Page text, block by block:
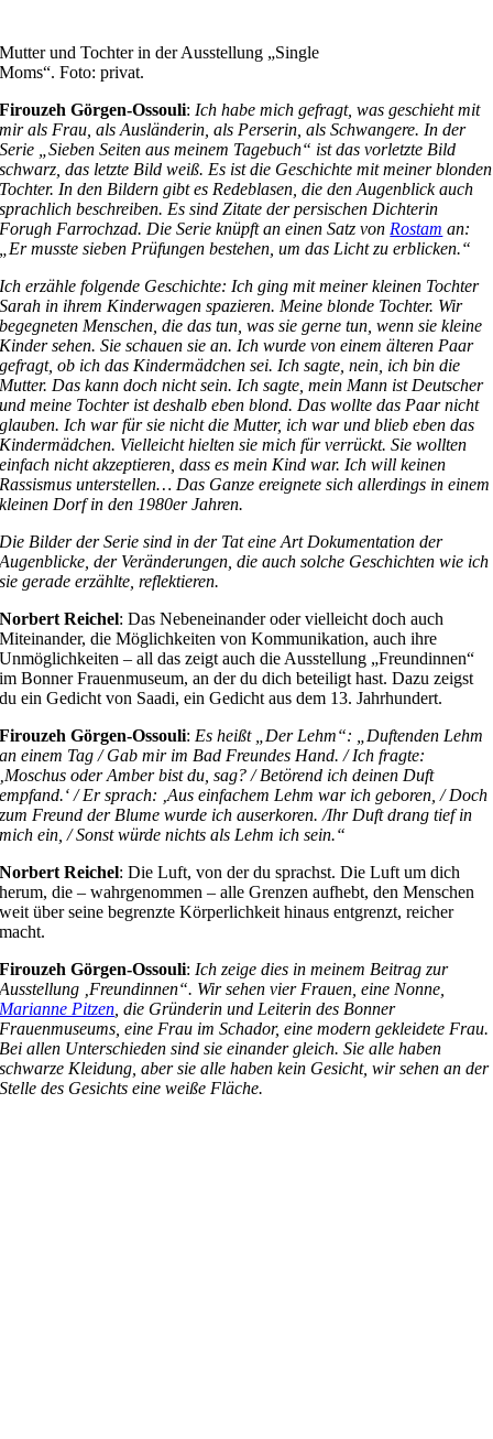
Mutter und Tochter in der Ausstellung „Single
Moms“. Foto: privat.
Firouzeh Görgen-Ossouli: Ich habe mich gefragt, was geschieht mit
mir als Frau, als Ausländerin, als Perserin, als Schwangere. In der
Serie „Sieben Seiten aus meinem Tagebuch“ ist das vorletzte Bild
schwarz, das letzte Bild weiß. Es ist die Geschichte mit meiner blonden
Tochter. In den Bildern gibt es Redeblasen, die den Augenblick auch
sprachlich beschreiben. Es sind Zitate der persischen Dichterin
Forugh Farrochzad. Die Serie knüpft an einen Satz von Rostam an:
„Er musste sieben Prüfungen bestehen, um das Licht zu erblicken.“
Ich erzähle folgende Geschichte: Ich ging mit meiner kleinen Tochter
Sarah in ihrem Kinderwagen spazieren. Meine blonde Tochter. Wir
begegneten Menschen, die das tun, was sie gerne tun, wenn sie kleine
Kinder sehen. Sie schauen sie an. Ich wurde von einem älteren Paar
gefragt, ob ich das Kindermädchen sei. Ich sagte, nein, ich bin die
Mutter. Das kann doch nicht sein. Ich sagte, mein Mann ist Deutscher
und meine Tochter ist deshalb eben blond. Das wollte das Paar nicht
glauben. Ich war für sie nicht die Mutter, ich war und blieb eben das
Kindermädchen. Vielleicht hielten sie mich für verrückt. Sie wollten
einfach nicht akzeptieren, dass es mein Kind war. Ich will keinen
Rassismus unterstellen… Das Ganze ereignete sich allerdings in einem
kleinen Dorf in den 1980er Jahren.
Die Bilder der Serie sind in der Tat eine Art Dokumentation der
Augenblicke, der Veränderungen, die auch solche Geschichten wie ich
sie gerade erzählte, reflektieren.
Norbert Reichel: Das Nebeneinander oder vielleicht doch auch
Miteinander, die Möglichkeiten von Kommunikation, auch ihre
Unmöglichkeiten – all das zeigt auch die Ausstellung „Freundinnen“
im Bonner Frauenmuseum, an der du dich beteiligt hast. Dazu zeigst
du ein Gedicht von Saadi, ein Gedicht aus dem 13. Jahrhundert.
Firouzeh Görgen-Ossouli: Es heißt „Der Lehm“: „Duftenden Lehm
an einem Tag / Gab mir im Bad Freundes Hand. / Ich fragte:
‚Moschus oder Amber bist du, sag? / Betörend ich deinen Duft
empfand.‘ / Er sprach: ‚Aus einfachem Lehm war ich geboren, / Doch
zum Freund der Blume wurde ich auserkoren. /Ihr Duft drang tief in
mich ein, / Sonst würde nichts als Lehm ich sein.“
Norbert Reichel: Die Luft, von der du sprachst. Die Luft um dich
herum, die – wahrgenommen – alle Grenzen aufhebt, den Menschen
weit über seine begrenzte Körperlichkeit hinaus entgrenzt, reicher
macht.
Firouzeh Görgen-Ossouli: Ich zeige dies in meinem Beitrag zur
Ausstellung ‚Freundinnen“. Wir sehen vier Frauen, eine Nonne,
Marianne Pitzen , die Gründerin und Leiterin des Bonner
Frauenmuseums, eine Frau im Schador, eine modern gekleidete Frau.
Bei allen Unterschieden sind sie einander gleich. Sie alle haben
schwarze Kleidung, aber sie alle haben kein Gesicht, wir sehen an der
Stelle des Gesichts eine weiße Fläche.